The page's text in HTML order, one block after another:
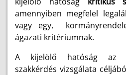
amennyiben megfelel
vagy egy,
ágazati kritériumnak.
A kijelölő hatóság az
szakkérdés vizsgálata